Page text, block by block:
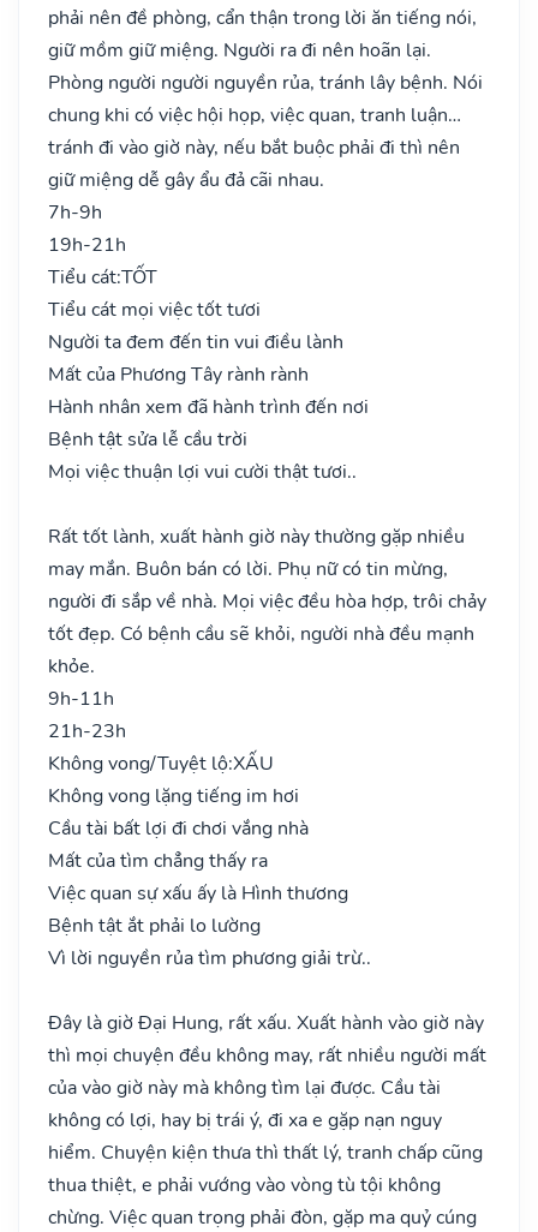
phải nên đề phòng, cẩn thận trong lời ăn tiếng nói,
giữ mồm giữ miệng. Người ra đi nên hoãn lại.
Phòng người người nguyền rủa, tránh lây bệnh. Nói
chung khi có việc hội họp, việc quan, tranh luận…
tránh đi vào giờ này, nếu bắt buộc phải đi thì nên
giữ miệng dễ gây ẩu đả cãi nhau.
7h-9h
19h-21h
Tiểu cát:TỐT
Tiểu cát mọi việc tốt tươi
Người ta đem đến tin vui điều lành
Mất của Phương Tây rành rành
Hành nhân xem đã hành trình đến nơi
Bệnh tật sửa lễ cầu trời
Mọi việc thuận lợi vui cười thật tươi..
Rất tốt lành, xuất hành giờ này thường gặp nhiều
may mắn. Buôn bán có lời. Phụ nữ có tin mừng,
người đi sắp về nhà. Mọi việc đều hòa hợp, trôi chảy
tốt đẹp. Có bệnh cầu sẽ khỏi, người nhà đều mạnh
khỏe.
9h-11h
21h-23h
Không vong/Tuyệt lộ:XẤU
Không vong lặng tiếng im hơi
Cầu tài bất lợi đi chơi vắng nhà
Mất của tìm chẳng thấy ra
Việc quan sự xấu ấy là Hình thương
Bệnh tật ắt phải lo lường
Vì lời nguyền rủa tìm phương giải trừ..
Đây là giờ Đại Hung, rất xấu. Xuất hành vào giờ này
thì mọi chuyện đều không may, rất nhiều người mất
của vào giờ này mà không tìm lại được. Cầu tài
không có lợi, hay bị trái ý, đi xa e gặp nạn nguy
hiểm. Chuyện kiện thưa thì thất lý, tranh chấp cũng
thua thiệt, e phải vướng vào vòng tù tội không
chừng. Việc quan trọng phải đòn, gặp ma quỷ cúng